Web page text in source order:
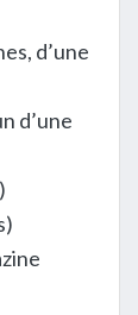
d’une
d’une